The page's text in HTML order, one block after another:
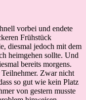
vorbei und endete
Frühstück
diesmal jedoch mit dem
heimgehen sollte. Und
bereits morgens.
Teilnehmer. Zwar nicht
so gut wie kein Platz
von gestern musste